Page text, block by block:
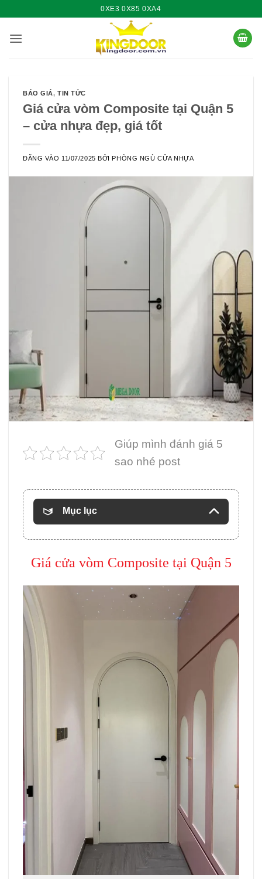
nội
0XE3 0X85 0XA4
BÁO GIÁ,TIN TỨC
Giá cửa vòm Composite tại Quận 5
– cửa nhựa đẹp, giá tốt
ĐĂNG VÀO 11/07/2025 BỞIPHÒNG NGỦ CỬA NHỰA
Giúp mình đánh giá 5
sao nhé post
Mục lục
Giá cửa vòm Composite tại Quận 5